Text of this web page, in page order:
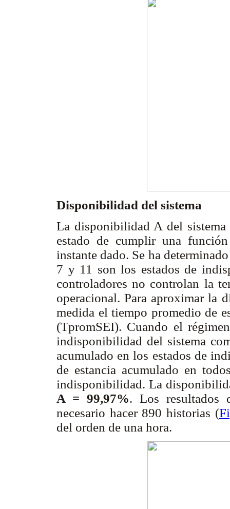
Disponibilidad del sistema
La disponibilidad A del sistema
estado de cumplir una
instante dado. Se ha
7 y 11 son los estados de
controladores no controlan la
operacional. Para aproximar la
medida el tiempo promedio de
(TpromSEI). Cuando el
indisponibilidad del sistema
acumulado en los estados de
de estancia acumulado en
indisponibilidad. La
A = 99,97%. Los resultados
necesario hacer 890 historias (
del orden de una hora.